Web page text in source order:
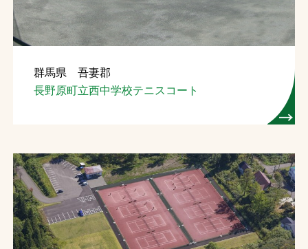
群馬県 吾妻郡
長野原町立西中学校テニスコート